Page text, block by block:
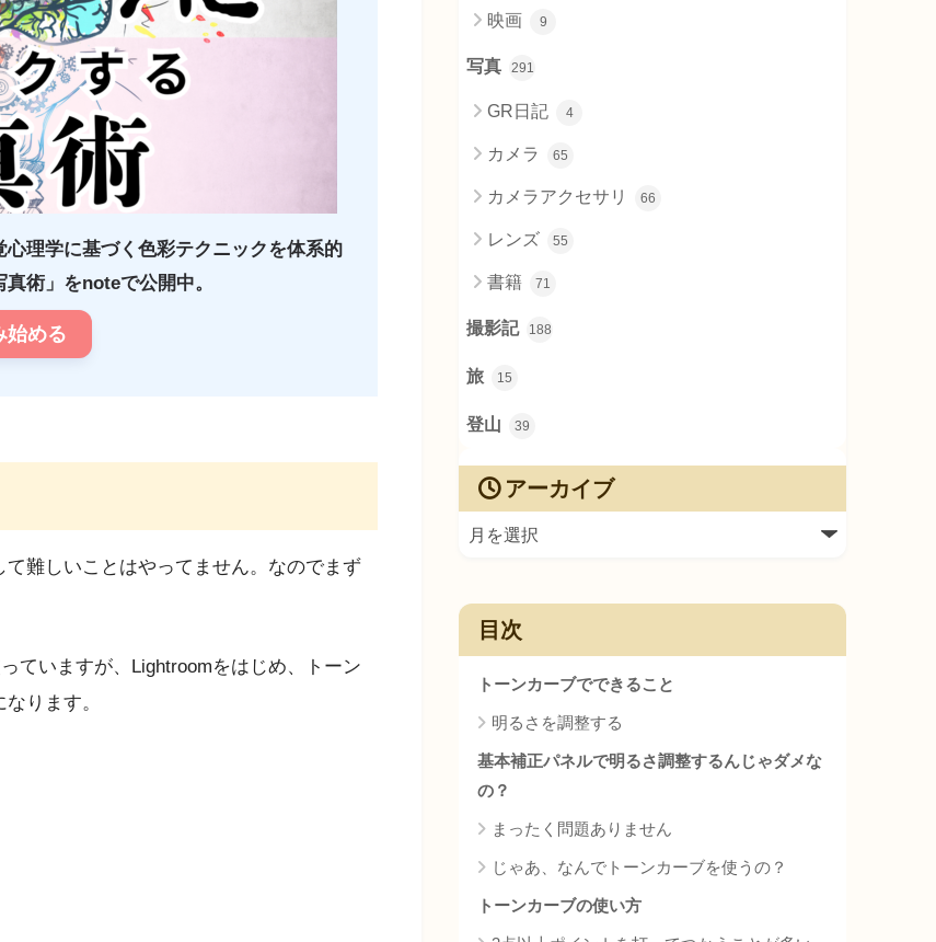
理学に基づく色彩テクニックを体系的
術」をnoteで公開中。
始める
難しいことはやってません。なのでまず
ていますが、Lightroomをはじめ、トーン
ります。
映画 9
写真 291
GR日記 4
カメラ 65
カメラアクセサリ 66
レンズ 55
書籍 71
撮影記 188
旅 15
登山 39
アーカイブ
目次
トーンカーブでできること
明るさを調整する
基本補正パネルで明るさ調整するんじゃダメな
の？
まったく問題ありません
じゃあ、なんでトーンカーブを使うの？
トーンカーブの使い方